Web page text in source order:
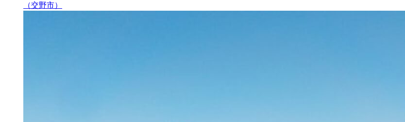
（交野市）